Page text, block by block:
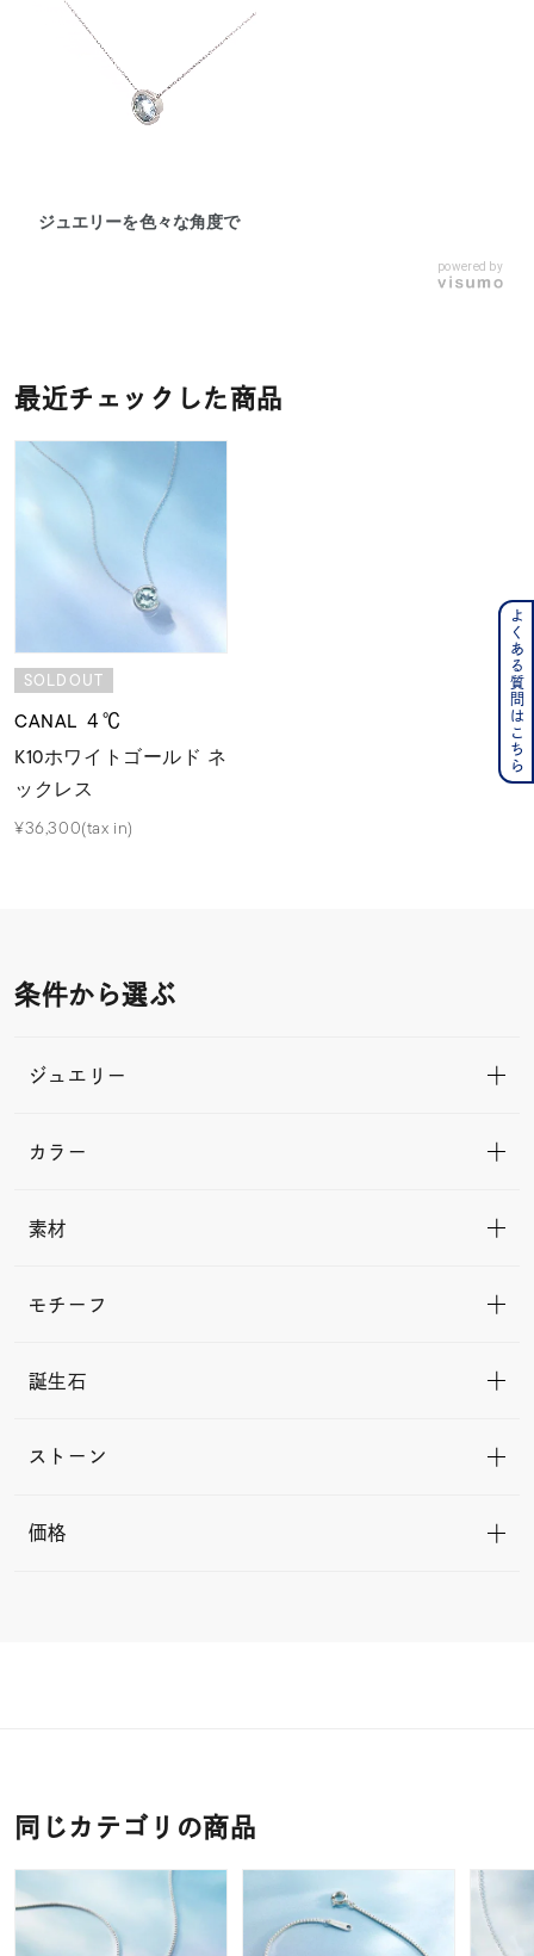
ジュエリーを色々な角度で
powered by
最近チェックした商品
SOLDOUT
CANAL ４℃
K10ホワイトゴールド ネ
ックレス
¥36,300(tax in)
条件から選ぶ
ジュエリー
カラー
素材
モチーフ
誕生石
ストーン
価格
同じカテゴリの商品
よくある質問はこちら